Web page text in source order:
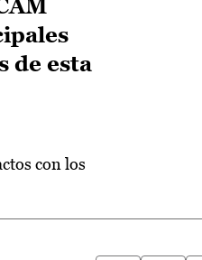
de esta
con los